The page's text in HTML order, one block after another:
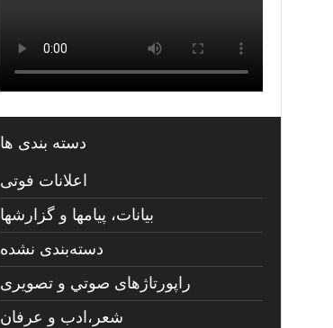
دسته بندی ها
اعلانات فوتی
بیانات، پیامها و گزارشها
دسته‌بندی نشده
راپورتاژهای صوتي و تصويری
شعر،ادب و عرفان